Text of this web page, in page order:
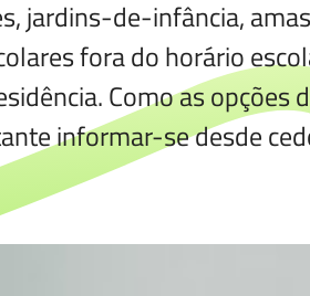
jardins-de-infância,
fora do horário
Como as opções
informar-se desde